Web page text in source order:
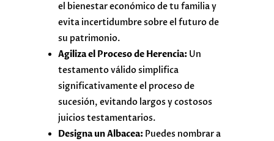
el bienestar económico de tu familia y
evita incertidumbre sobre el futuro de
su patrimonio.
Agiliza el Proceso de Herencia: Un
testamento válido simplifica
significativamente el proceso de
sucesión, evitando largos y costosos
juicios testamentarios.
Designa un Albacea: Puedes nombrar a